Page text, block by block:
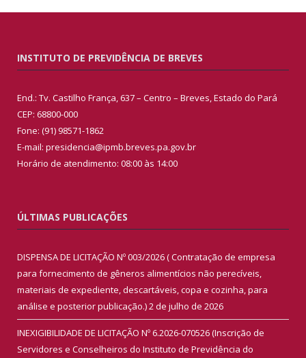
INSTITUTO DE PREVIDÊNCIA DE BREVES
End.: Tv. Castilho França, 637 – Centro – Breves, Estado do Pará
CEP: 68800-000
Fone: (91) 98571-1862
E-mail: presidencia@ipmb.breves.pa.gov.br
Horário de atendimento: 08:00 às 14:00
ÚLTIMAS PUBLICAÇÕES
DISPENSA DE LICITAÇÃO Nº 003/2026 ( Contratação de empresa
para fornecimento de gêneros alimentícios não perecíveis,
materiais de expediente, descartáveis, copa e cozinha, para
análise e posterior publicação.)2 de julho de 2026
INEXIGIBILIDADE DE LICITAÇÃO Nº 6.2026-070526 (Inscrição de
Servidores e Conselheiros do Instituto de Previdência do